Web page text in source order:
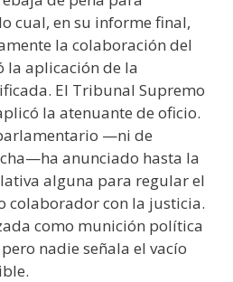
cual, en su informe final,
la colaboración del
la aplicación de la
El Tribunal Supremo
la atenuante de oficio.
—ni de
anunciado hasta la
alguna para regular el
colaborador con la justicia.
como munición política
nadie señala el vacío